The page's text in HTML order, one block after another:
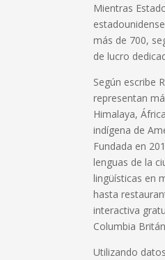
Mientras
más de 700,
de lucro
Según escribe
representan
Himalaya,
indígena de
Fundada en
lenguas de la
lingüísticas en
hasta
interactiva
Columbia
Utilizando